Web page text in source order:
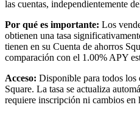
las cuentas, independientemente
Por qué es importante: Los
obtienen una tasa
tienen en su Cuenta de ahorros
comparación con el 1.00% APY
Acceso: Disponible para todos los
Square. La tasa se actualiza
requiere inscripción ni cambios en